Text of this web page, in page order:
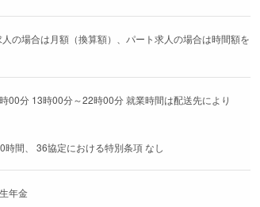
の場合は月額（換算額）、パート求人の場合は時間額を
00分 13時00分～22時00分 就業時間は配送先により
間、 36協定における特別条項 なし
年金